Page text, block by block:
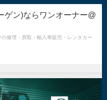
ゲン)ならワンオーナー@
修理・買取・輸入車販売・レンタカー